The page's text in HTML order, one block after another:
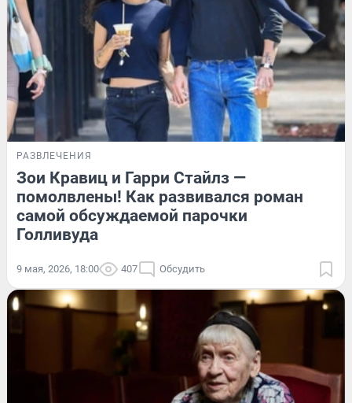
РАЗВЛЕЧЕНИЯ
Зои Кравиц и Гарри Стайлз —
помолвлены! Как развивался роман
самой обсуждаемой парочки
Голливуда
9 мая, 2026, 18:00 407 Обсудить